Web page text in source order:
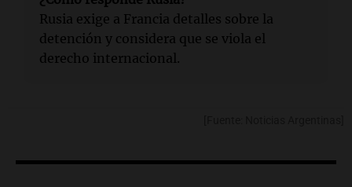
Rusia exige a Francia detalles sobre la
detención y considera que se viola el
derecho internacional.